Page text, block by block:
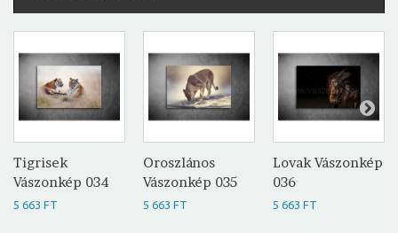
Tigrisek
Vászonkép 034
5 663 FT
Oroszlános
Vászonkép 035
5 663 FT
Lovak Vászonkép
036
5 663 FT